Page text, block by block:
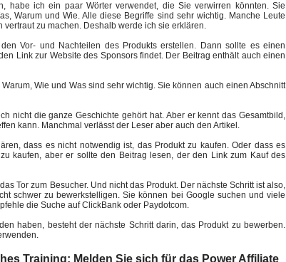
habe ich ein paar Wörter verwendet, die Sie verwirren könnten. Sie
Warum und Wie. Alle diese Begriffe sind sehr wichtig. Manche Leute
vertraut zu machen. Deshalb werde ich sie erklären.
Vor- und Nachteilen des Produkts erstellen. Dann sollte es einen
Link zur Website des Sponsors findet. Der Beitrag enthält auch einen
Wie und Was sind sehr wichtig. Sie können auch einen Abschnitt
nicht die ganze Geschichte gehört hat. Aber er kennt das Gesamtbild,
kann. Manchmal verlässt der Leser aber auch den Artikel.
dass es nicht notwendig ist, das Produkt zu kaufen. Oder dass es
kaufen, aber er sollte den Beitrag lesen, der den Link zum Kauf des
Tor zum Besucher. Und nicht das Produkt. Der nächste Schritt ist also,
schwer zu bewerkstelligen. Sie können bei Google suchen und viele
die Suche auf ClickBank oder Paydotcom.
haben, besteht der nächste Schritt darin, das Produkt zu bewerben.
Training: Melden Sie sich für das Power Affiliate